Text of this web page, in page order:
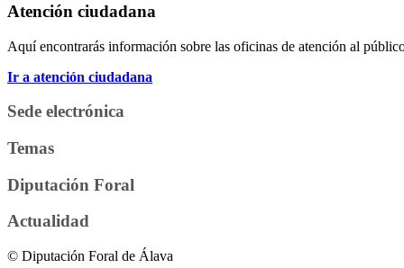
Atención ciudadana
Aquí encontrarás información sobre las oficinas de atención al
Ir a atención ciudadana
Sede electrónica
Temas
Diputación Foral
Actualidad
© Diputación Foral de Álava